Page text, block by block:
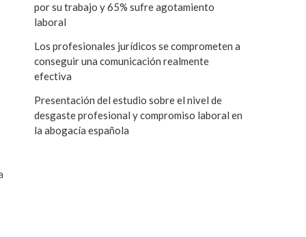
por su trabajo y 65% sufre agotamiento
laboral
Los profesionales jurídicos se comprometen a
conseguir una comunicación realmente
efectiva
Presentación del estudio sobre el nivel de
desgaste profesional y compromiso laboral en
la abogacía española